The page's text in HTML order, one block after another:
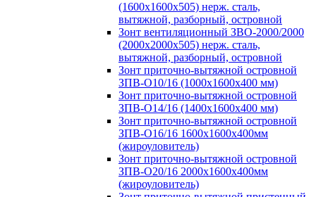
(1600х1600х505) нерж. сталь,
вытяжной, разборный, островной
Зонт вентиляционный ЗВО-2000/2000
(2000х2000х505) нерж. сталь,
вытяжной, разборный, островной
Зонт приточно-вытяжной островной
ЗПВ-О10/16 (1000х1600х400 мм)
Зонт приточно-вытяжной островной
ЗПВ-О14/16 (1400х1600х400 мм)
Зонт приточно-вытяжной островной
ЗПВ-О16/16 1600х1600х400мм
(жироуловитель)
Зонт приточно-вытяжной островной
ЗПВ-О20/16 2000х1600х400мм
(жироуловитель)